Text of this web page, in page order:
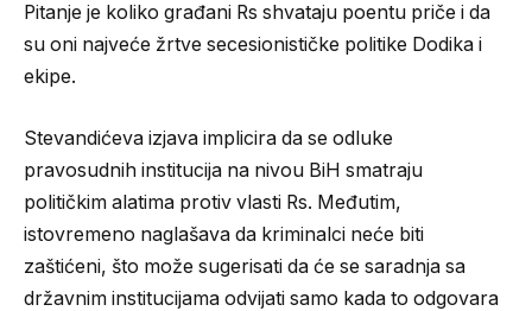
Pitanje je koliko građani Rs shvataju poentu priče i da
su oni najveće žrtve secesionističke politike Dodika i
ekipe.
Stevandićeva izjava implicira da se odluke
pravosudnih institucija na nivou BiH smatraju
političkim alatima protiv vlasti Rs. Međutim,
istovremeno naglašava da kriminalci neće biti
zaštićeni, što može sugerisati da će se saradnja sa
državnim institucijama odvijati samo kada to odgovara